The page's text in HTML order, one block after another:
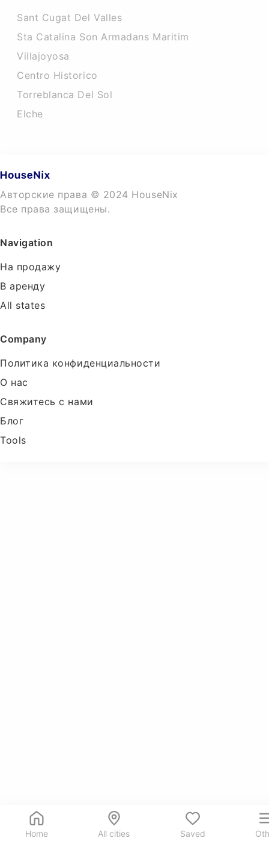
Home All cities Saved
Sant Cugat Del Valles
Sta Catalina Son Armadans Maritim
Villajoyosa
Centro Historico
Torreblanca Del Sol
Elche
Авторские права © 2024 HouseNix
Все права защищены.
Navigation
На продажу
В аренду
All states
Company
Политика конфиденциальности
О нас
Свяжитесь с нами
Блог
Tools